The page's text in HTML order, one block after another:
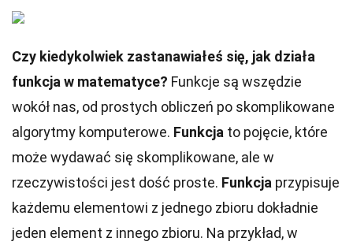
Czy kiedykolwiek zastanawiałeś się, jak działa
funkcja w matematyce? Funkcje są wszędzie
wokół nas, od prostych obliczeń po skomplikowane
algorytmy komputerowe. Funkcja to pojęcie, które
może wydawać się skomplikowane, ale w
rzeczywistości jest dość proste. Funkcja przypisuje
każdemu elementowi z jednego zbioru dokładnie
jeden element z innego zbioru. Na przykład, w